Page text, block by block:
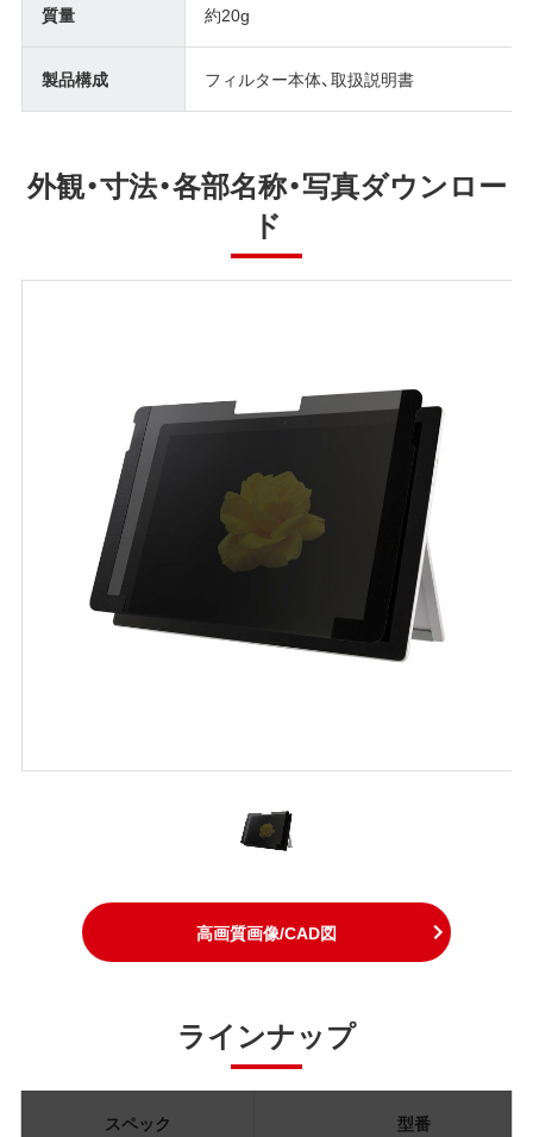
質量 約20g
製品構成 フィルター本体、取扱説明書
外観・寸法・各部名称・写真ダウンロー
ド
高画質画像/CAD図
ラインナップ
スペック 型番